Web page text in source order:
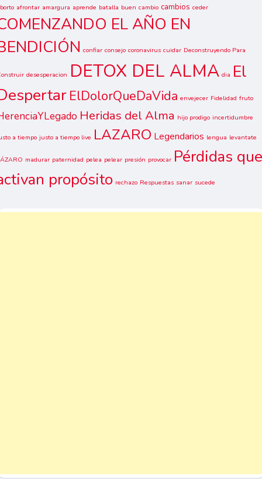
afrontar amargura aprende batalla buen cambio cambios ceder
EL AÑO EN
confiar consejo coronavirus cuidar Deconstruyendo Para
desesperacion DETOX DEL ALMA dia El
ElDolorQueDaVida envejecer Fidelidad fruto
Heridas del Alma hijo prodigo incertidumbre
a tiempo justo a tiempo live LAZARO Legendarios lengua levantate
madurar paternidad pelea pelear presión provocar Pérdidas que
propósito rechazo Respuestas sanar sucede